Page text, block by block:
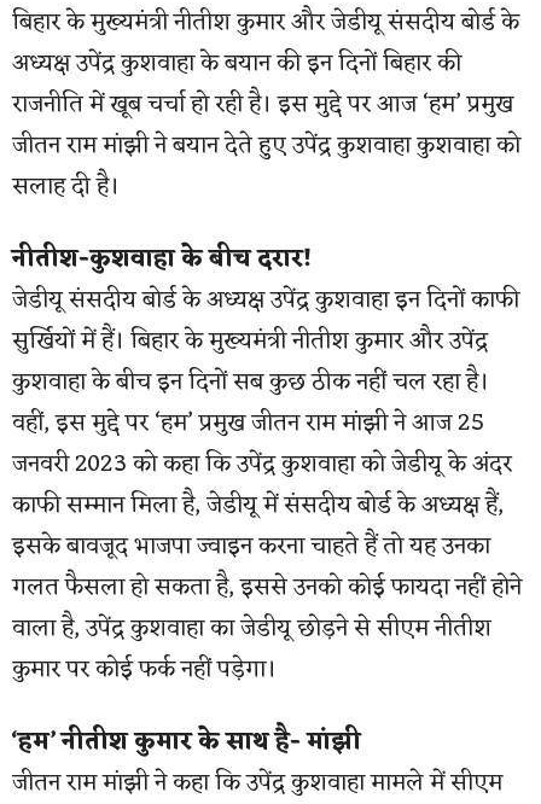
बिहार के मुख्यमंत्री नीतीश कुमार और जेडीयू संसदीय बोर्ड के
अध्यक्ष उपेंद्र कुशवाहा के बयान की इन दिनों बिहार की
राजनीति में खूब चर्चा हो रही है। इस मुद्दे पर आज ‘हम’ प्रमुख
जीतन राम मांझी ने बयान देते हुए उपेंद्र कुशवाहा कुशवाहा को
सलाह दी है।
नीतीश-कुशवाहा के बीच दरार!
जेडीयू संसदीय बोर्ड के अध्यक्ष उपेंद्र कुशवाहा इन दिनों काफी
सुर्खियों में हैं। बिहार के मुख्यमंत्री नीतीश कुमार और उपेंद्र
कुशवाहा के बीच इन दिनों सब कुछ ठीक नहीं चल रहा है।
वहीं, इस मुद्दे पर ‘हम’ प्रमुख जीतन राम मांझी ने आज 25
जनवरी 2023 को कहा कि उपेंद्र कुशवाहा को जेडीयू के अंदर
काफी सम्मान मिला है, जेडीयू में संसदीय बोर्ड के अध्यक्ष हैं,
इसके बावजूद भाजपा ज्वाइन करना चाहते हैं तो यह उनका
गलत फैसला हो सकता है, इससे उनको कोई फायदा नहीं होने
वाला है, उपेंद्र कुशवाहा का जेडीयू छोड़ने से सीएम नीतीश
कुमार पर कोई फर्क नहीं पड़ेगा।
‘हम’ नीतीश कुमार के साथ है- मांझी
जीतन राम मांझी ने कहा कि उपेंद्र कुशवाहा मामले में सीएम